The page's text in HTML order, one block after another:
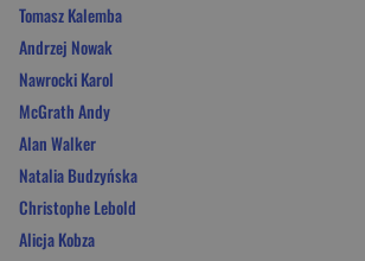
Tomasz Kalemba
Andrzej Nowak
Nawrocki Karol
McGrath Andy
Alan Walker
Natalia Budzyńska
Christophe Lebold
Alicja Kobza